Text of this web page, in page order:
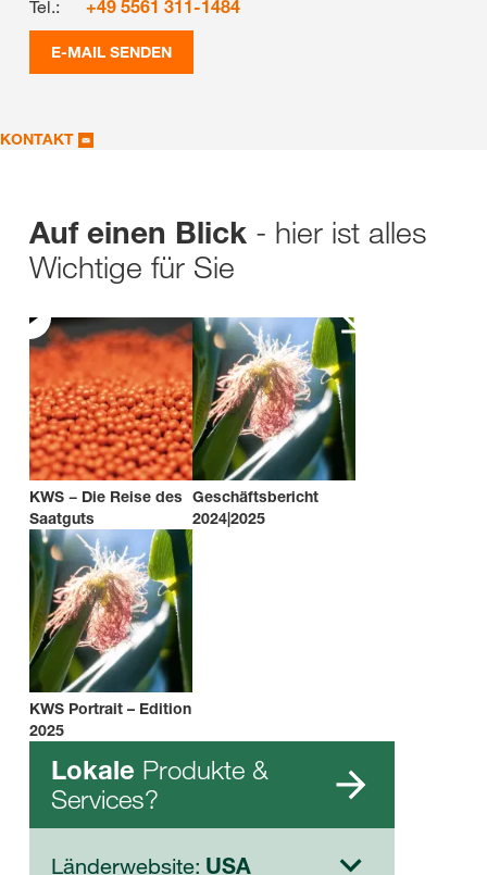
Tel.:
+49 5561 311-1484
E-MAIL SENDEN
KONTAKT
Auf einen Blick - hier ist alles
Wichtige für Sie
KWS − Die Reise des
Saatguts
Geschäftsbericht
2024|2025
KWS Portrait – Edition
2025
Lokale Produkte &
Services?
Länderwebsite: USA